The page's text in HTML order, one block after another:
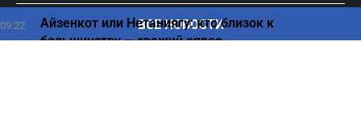
09:22
Айзенкот или Нетаниягу: кто близок к
большинству — свежий опрос
ВСЕ НОВОСТИ
сursorinfo.co.il © Все права защищены